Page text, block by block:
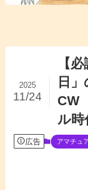
【
日
CW
ル時
2025
11/24
広告 アマチュ